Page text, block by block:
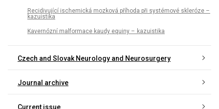
Recidivující ischemická mozková příhoda při systémové skleróze –
kazuistika
Kavernózní malformace kaudy equiny – kazuistika
Czech and Slovak Neurology and Neurosurgery
Journal archive
Current issue